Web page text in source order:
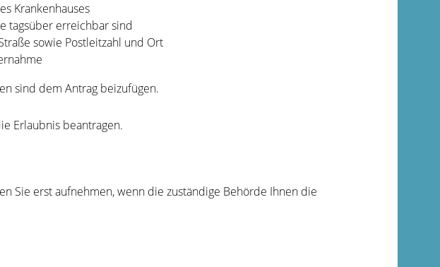
Krankenhauses
tagsüber erreichbar sind
sowie Postleitzahl und Ort
sind dem Antrag beizufügen.
Erlaubnis beantragen.
Sie erst aufnehmen, wenn die zuständige Behörde Ihnen die